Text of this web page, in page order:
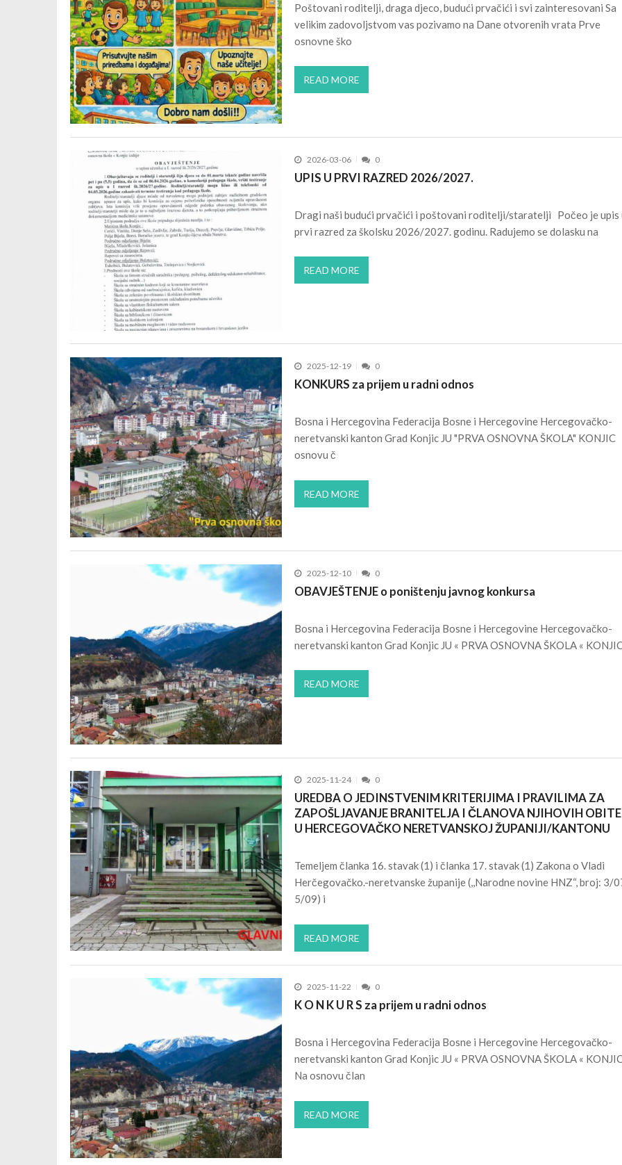
Poštovani roditelji, draga djeco, budući prvačići i svi zainteresovani Sa
velikim zadovoljstvom vas pozivamo na Dane otvorenih vrata Prve
osnovne ško
READ MORE
2026-03-06 0
UPIS U PRVI RAZRED 2026/2027.
Dragi naši budući prvačići i poštovani roditelji/staratelji Počeo je upis
prvi razred za školsku 2026/2027. godinu. Radujemo se dolasku na
READ MORE
2025-12-19 0
KONKURS za prijem u radni odnos
Bosna i Hercegovina Federacija Bosne i Hercegovine Hercegovačko-
neretvanski kanton Grad Konjic JU "PRVA OSNOVNA ŠKOLA" KONJIC
osnovu č
READ MORE
2025-12-10 0
OBAVJEŠTENJE o poništenju javnog konkursa
Bosna i Hercegovina Federacija Bosne i Hercegovine Hercegovačko-
neretvanski kanton Grad Konjic JU « PRVA OSNOVNA ŠKOLA «
READ MORE
2025-11-24 0
UREDBA O JEDINSTVENIM KRITERIJIMA I PRAVILIMA ZA
ZAPOŠLJAVANJE BRANITELJA I ČLANOVA NJIHOVIH
U HERCEGOVAČKO NERETVANSKOJ ŽUPANIJI/KANTONU
Temeljem članka 16. stavak (1) i članka 17. stavak (1) Zakona o Vladi
Herčegovačko.-neretvanske županije (,,Narodne novine HNZ“, broj: 3/
5/09) i
READ MORE
2025-11-22 0
K O N K U R S za prijem u radni odnos
Bosna i Hercegovina Federacija Bosne i Hercegovine Hercegovačko-
neretvanski kanton Grad Konjic JU « PRVA OSNOVNA ŠKOLA «
Na osnovu član
READ MORE